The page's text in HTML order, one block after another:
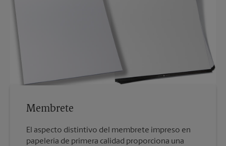
Membrete
El aspecto distintivo del membrete impreso en
papelería de primera calidad proporciona una